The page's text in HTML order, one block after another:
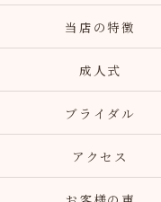
当店の特徴
成人式
ブライダル
アクセス